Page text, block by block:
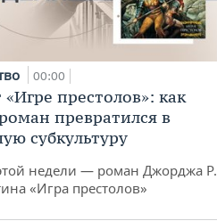
00:00
«Игре престолов»: как
превратился в
субкультуру
недели — роман Джорджа Р.
«Игра престолов»